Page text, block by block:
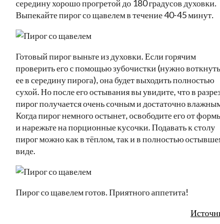
середину хорошо прогретой до 180 градусов духовки.
Выпекайте пирог со щавелем в течение 40-45 минут.
Готовый пирог выньте из духовки. Если горячим
проверить его с помощью зубочистки (нужно воткнуть
ее в середину пирога), она будет выходить полностью
сухой. Но после его остывания вы увидите, что в
пирог получается очень сочным и достаточно
Когда пирог немного остынет, освободите его от
и нарежьте на порционные кусочки. Подавать к столу
пирог можно как в тёплом, так и в полностью
виде.
Пирог со щавелем готов. Приятного аппетита!